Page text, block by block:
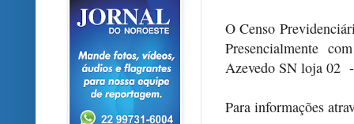
O Censo
Presencialmente
Azevedo SN loja 02
Para informações